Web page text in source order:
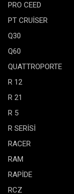
PRO CEED
PT CRUİSER
Q30
Q60
QUATTROPORTE
R 12
R 21
R 5
R SERİSİ
RACER
RAM
RAPİDE
RCZ